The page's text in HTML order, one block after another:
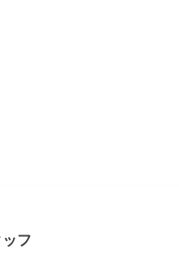
フ